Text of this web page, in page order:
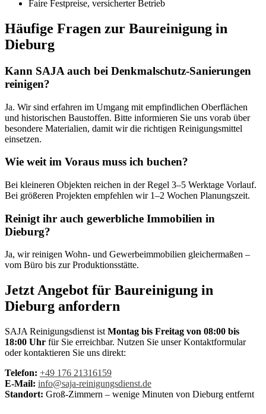
Faire Festpreise, versicherter Betrieb
Häufige Fragen zur Baureinigung in
Dieburg
Kann SAJA auch bei Denkmalschutz-Sanierungen
reinigen?
Ja. Wir sind erfahren im Umgang mit empfindlichen Oberflächen
und historischen Baustoffen. Bitte informieren Sie uns vorab über
besondere Materialien, damit wir die richtigen Reinigungsmittel
einsetzen.
Wie weit im Voraus muss ich buchen?
Bei kleineren Objekten reichen in der Regel 3–5 Werktage Vorlauf.
Bei größeren Projekten empfehlen wir 1–2 Wochen Planungszeit.
Reinigt ihr auch gewerbliche Immobilien in
Dieburg?
Ja, wir reinigen Wohn- und Gewerbeimmobilien gleichermaßen –
vom Büro bis zur Produktionsstätte.
Jetzt Angebot für Baureinigung in
Dieburg anfordern
SAJA Reinigungsdienst ist Montag bis Freitag von 08:00 bis
18:00 Uhr für Sie erreichbar. Nutzen Sie unser Kontaktformular
oder kontaktieren Sie uns direkt:
Telefon: +49 176 21316159
E-Mail: info@saja-reinigungsdienst.de
Standort: Groß-Zimmern – wenige Minuten von Dieburg entfernt